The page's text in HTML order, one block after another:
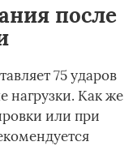
после
75 ударов
нагрузки. Как же
или при